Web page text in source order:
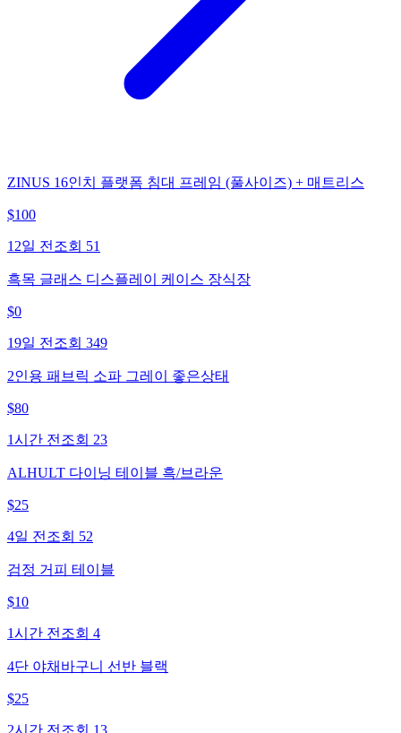
ZINUS 16인치 플랫폼 침대 프레임 (풀사이즈) + 매트리스
$100
12일 전 조회 51
흑목 글래스 디스플레이 케이스 장식장
$0
19일 전 조회 349
2인용 패브릭 소파 그레이 좋은상태
$80
1시간 전 조회 23
ALHULT 다이닝 테이블 흑/브라운
$25
4일 전 조회 52
검정 거피 테이블
$10
1시간 전 조회 4
4단 야채바구니 선반 블랙
$25